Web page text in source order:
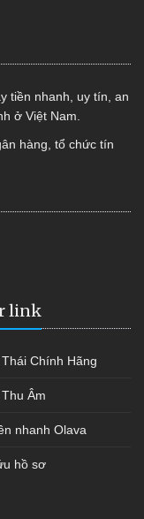
tiền nhanh, uy tín, an
ở Việt Nam.
hàng, tổ chức tín
link
Chính Hãng
Âm
nhanh Olava
hồ sơ